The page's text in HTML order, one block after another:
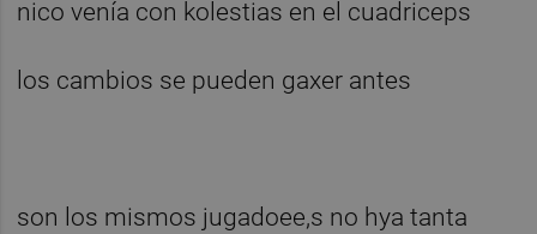
nico venía con kolestias en el cuadriceps
los cambios se pueden gaxer antes
son los mismos jugadoee,s no hya tanta